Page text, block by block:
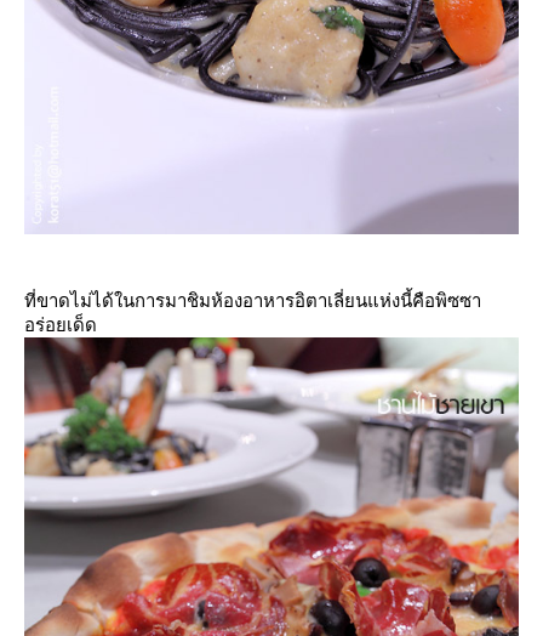
ที่ขาดไม่ได้ในการมาชิมห้องอาหารอิตาเลี่ยนแห่งนี้คือพิซซา
อร่อยเด็ด